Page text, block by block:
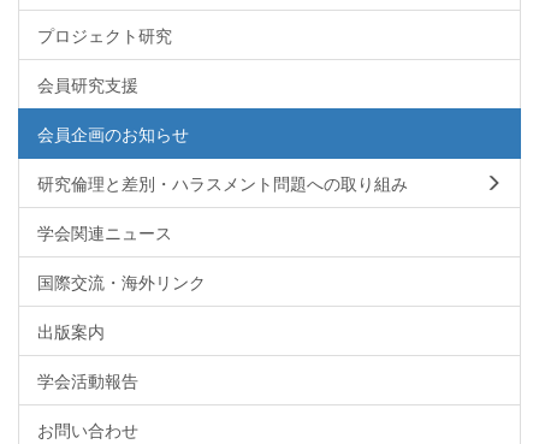
プロジェクト研究
会員研究支援
会員企画のお知らせ
研究倫理と差別・ハラスメント問題への取り組み
学会関連ニュース
国際交流・海外リンク
出版案内
学会活動報告
お問い合わせ